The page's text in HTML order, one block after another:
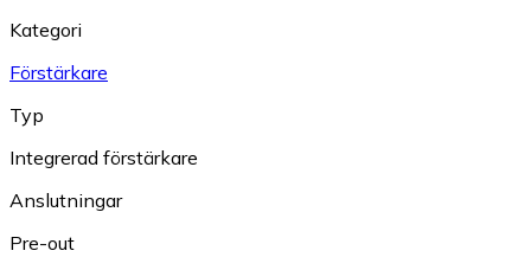
Kategori
Förstärkare
Typ
Integrerad förstärkare
Anslutningar
Pre-out